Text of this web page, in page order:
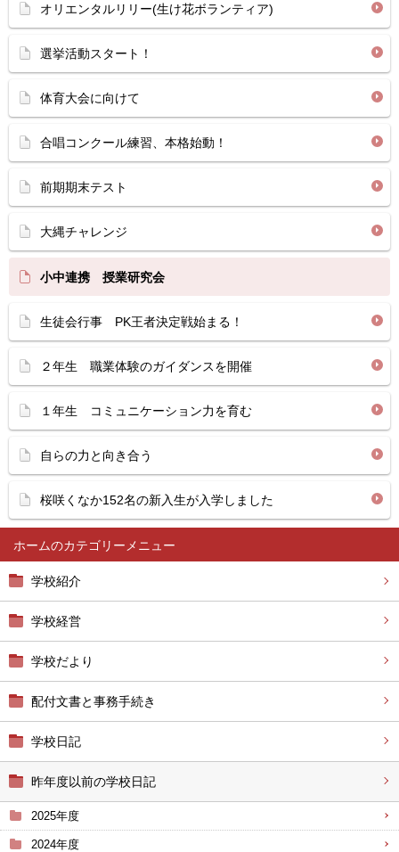
ホーム
学校紹介
学校経営
学校だより
配付文書と事務手続き
学校日記
昨年度以前の学校日記
2025年度
2024年度
オリエンタルリリー(生け花ボランティア)
選挙活動スタート！
体育大会に向けて
合唱コンクール練習、本格始動！
前期期末テスト
大縄チャレンジ
小中連携 授業研究会
生徒会行事 PK王者決定戦始まる！
２年生 職業体験のガイダンスを開催
１年生 コミュニケーション力を育む
自らの力と向き合う
桜咲くなか152名の新入生が入学しました